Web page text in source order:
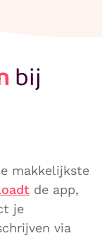
bij
makkelijkste
de app,
je
via